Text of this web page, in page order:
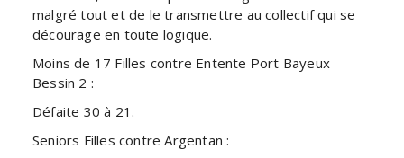
malgré tout et de le transmettre au collectif qui se
décourage en toute logique.
Moins de 17 Filles contre Entente Port Bayeux
Bessin 2 :
Défaite 30 à 21.
Seniors Filles contre Argentan :